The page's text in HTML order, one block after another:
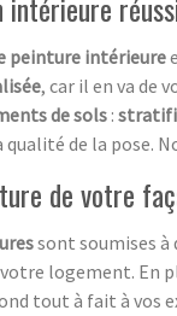
intérieure
peinture intérieure
, car il en va de
de sols:
qualité de la pose.
de votre
sont soumises
logement. En
tout à fait à vos